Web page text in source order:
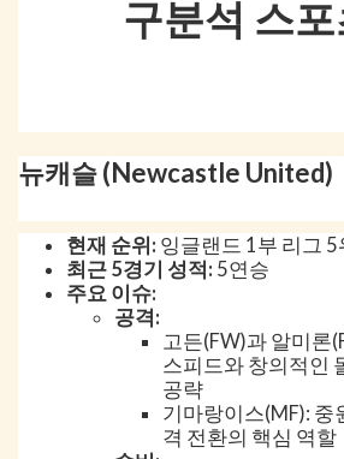
구분석 스
뉴캐슬 (Newcastle United)
현재 순위: 잉글랜드 1부 리그 5
최근 5경기 성적: 5연승
주요 이슈:
공격:
고든(FW)과 알미론
스피드와 창의적인
공략
기마랑이스(MF): 중
격 전환의 핵심 역할